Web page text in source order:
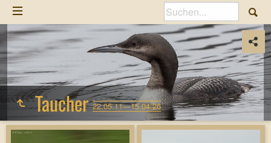
Taucher22.05.11—15.04.26